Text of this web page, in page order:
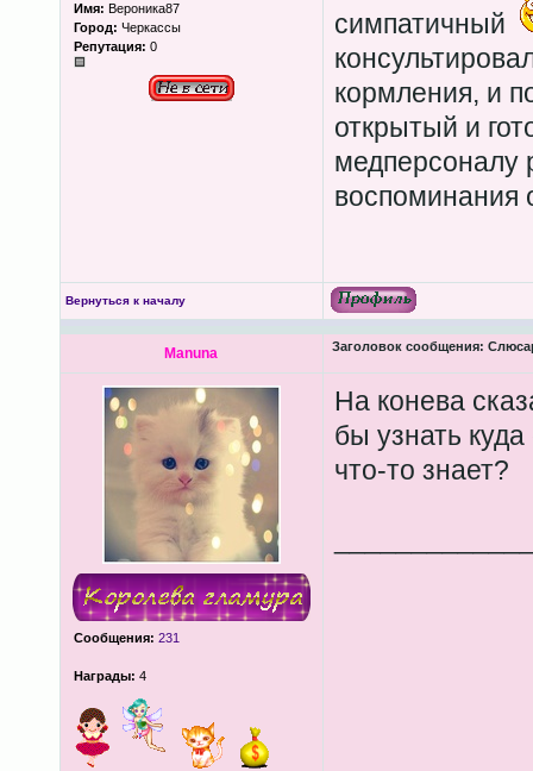
Имя: Вероника87
Город: Черкассы
Репутация: 0
симпатичный
кормления, и
открытый и
медперсоналу
воспоминания
Вернуться к началу
Manuna Заголовок сообщения:
Сообщения: 231
Награды: 4
На конева
бы узнать
что-то знает?